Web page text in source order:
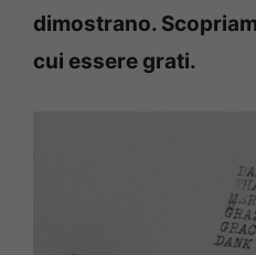
dimostrano.
cui essere grati.